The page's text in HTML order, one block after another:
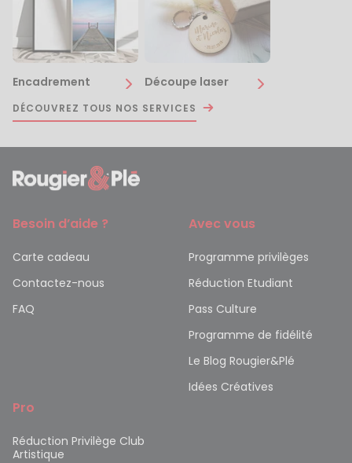
Encadrement Découpe laser
DÉCOUVREZ TOUS NOS SERVICES
Besoin d’aide ?
Carte cadeau
Contactez-nous
FAQ
Avec vous
Programme privilèges
Réduction Etudiant
Pass Culture
Programme de fidélité
Le Blog Rougier&Plé
Idées Créatives
Pro
Réduction Privilège Club
Artistique